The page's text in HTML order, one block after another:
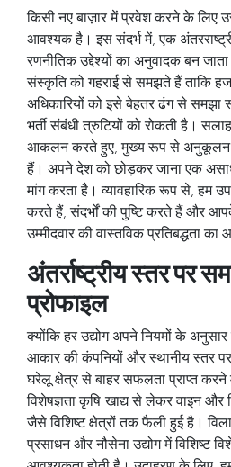
किसी नए बाज़ार में प्रवेश करने के लिए
आवश्यक है। इस संदर्भ में, एक
रणनीतिक उद्देश्यों का अनुवादक बन
संस्कृति को गहराई से समझते हैं ताकि
अधिकारियों को इसे बेहतर ढंग से समझा
भर्ती संबंधी त्रुटियों को रोकती है।
आकलन करते हुए, मुख्य रूप से अनुकूलन
हैं। अपने देश को छोड़कर जाना एक
मांग करता है। व्यावहारिक रूप से, हम
करते हैं, संदर्भों की पुष्टि करते हैं और
उम्मीदवार की वास्तविक प्रतिबद्धता
अंतर्राष्ट्रीय स्तर पर
प्रोफाइल
क्योंकि हर उद्योग अपने नियमों के
आकार की कंपनियों और स्थानीय स्तर
घरेलू क्षेत्र से बाहर सफलता प्राप्त करने
विशेषज्ञता कृषि-खाद्य से लेकर वाइन और
जैसे विशिष्ट क्षेत्रों तक फैली हुई है।
प्रसाधन और नौसेना उद्योग में विशिष्ट